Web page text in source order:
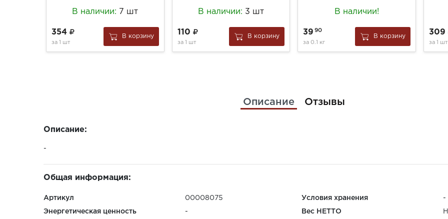
В наличии: 7 шт
354
за 1 шт
В корзину
В наличии: 3 шт
110
за 1 шт
В корзину
В наличии!
39 90
за 0.1 кг
В корзину
309
за 1 шт
Описание Отзывы
Описание:
-
Общая информация:
Артикул 00008075 Условия хранения -
Энергетическая ценность - Вес НЕТТО